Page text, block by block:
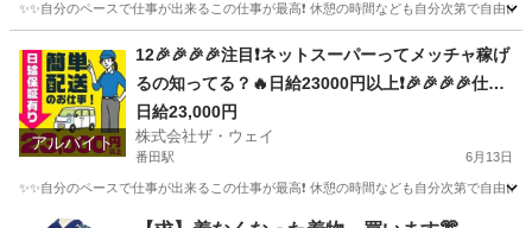
✨✨自分のペースで仕事が出来るこの仕事が最高❗️ 休憩の時間なども自分次第で自由
横浜駅 ドライバー ネットスーパー
アルバイト
12🎉🎉🎉🎉注目❗️ネットスーパーってメッチャ稼げ
るの知ってる？🔥日給23000円以上❗️🎉🎉🎉🎉仕事
は楽チンで女子いっぱい✨安定収入😄完全週休2日
制だよ💗
日給23,000円
株式会社ザ・ウェイ
番田駅 6月13日
✨✨自分のペースで仕事が出来るこの仕事が最高❗️ 休憩の時間なども自分次第で自由
神奈川 相模原市 番田駅 配送 ネットスーパー